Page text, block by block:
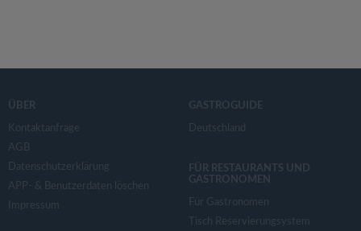
ÜBER
Kontaktanfrage
AGB
Datenschutzerklärung
APP- & Benutzerdaten löschen
Impressum
GASTROGUIDE
Deutschland
FÜR RESTAURANTS UND
GASTRONOMEN
Für Gastronomen
Tisch Reservierungsystem